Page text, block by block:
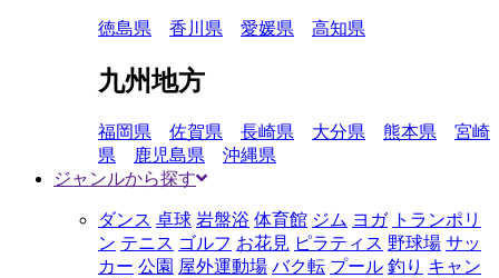
徳島県 香川県 愛媛県 高知県
九州地方
福岡県 佐賀県 長崎県 大分県 熊本県
宮崎
県
鹿児島県
沖縄県
ジャンルから探す
ダンス 卓球 岩盤浴 体育館 ジム ヨガ トランポリ
ン テニス ゴルフ お花見 ピラティス 野球場 サッ
カー 公園 屋外運動場 バク転 プール 釣り キャン